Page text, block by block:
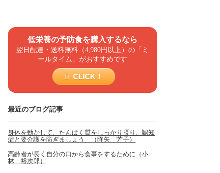
低栄養の予防食を購入するなら
翌日配達・送料無料（4,980円以上）の「ミ
ールタイム」がおすすめです
CLICK！
最近のブログ記事
身体を動かして、たんぱく質をしっかり摂り、認知
症と要介護を防ぎましょう （降矢 芳子）
高齢者が長く自分の口から食事をするために（小
林 裕次郎）